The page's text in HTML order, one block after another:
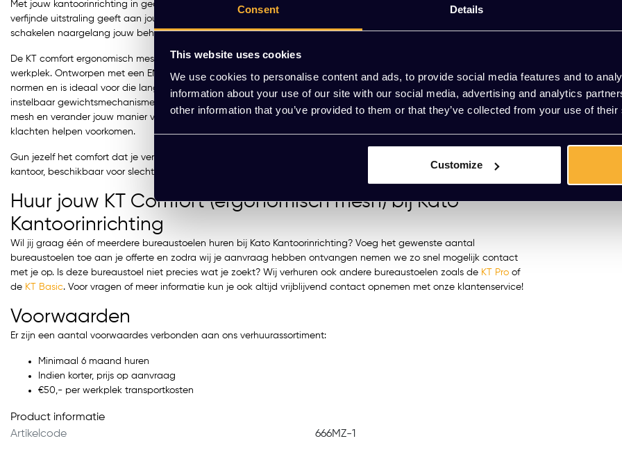
Consent Details
This website uses cookies
We use cookies to personalise content and ads, to provide social media features and to
information about your use of our site with our social media, advertising and analytics
other information that you’ve provided to them or that they’ve collected from your use of
Customize
Met jouw kantoorinrichting in gedachten, bieden wij een oplossing die niet alleen kostenefficiënt is maar ook een
verfijnde uitstraling geeft aan jouw werkruimte. Huur je kantoormeubelen bij ons, dan ervaar je de vrijheid om te
schakelen naargelang jouw behoeften en geef je jouw kantoor een professionele touch.
De KT comfort ergonomisch mesh is meer dan een gewone bureaustoel; het is een belofte voor welzijn op de
werkplek. Ontworpen met een EN-1335 certificering, voldoet deze ergonomische bureaustoel aan alle Europese
normen en is ideaal voor die lange werkuren. De gebruiker geniet van een synchroon verstelbare rug- en zitting, een
instelbaar gewichtsmechanisme en een in hoogte verstelbare lendensteun. Kies voor de KT comfort ergonomisch
mesh en verander jouw manier van werken met aanpasbare 3D armleggers, die jouw houding ondersteunen en
klachten helpen voorkomen.
Gun jezelf het comfort dat je verdient met de KT comfort ergonomisch mesh. Een slimme keuze voor een dynamisch
kantoor, beschikbaar voor slechts €21,50 per maand. Werk slimmer, leef beter.
Huur jouw KT Comfort (ergonomisch mesh) bij Kato
Kantoorinrichting
Wil jij graag één of meerdere bureaustoelen huren bij Kato Kantoorinrichting? Voeg het gewenste aantal
bureaustoelen toe aan je offerte en zodra wij je aanvraag hebben ontvangen nemen we zo snel mogelijk contact
met je op. Is deze bureaustoel niet precies wat je zoekt? Wij verhuren ook andere bureaustoelen zoals de KT Pro of
de KT Basic. Voor vragen of meer informatie kun je ook altijd vrijblijvend contact opnemen met onze klantenservice!
Voorwaarden
Er zijn een aantal voorwaardes verbonden aan ons verhuurassortiment:
Minimaal 6 maand huren
Indien korter, prijs op aanvraag
€50,- per werkplek transportkosten
Product informatie
Artikelcode
666MZ-1
Meerdere